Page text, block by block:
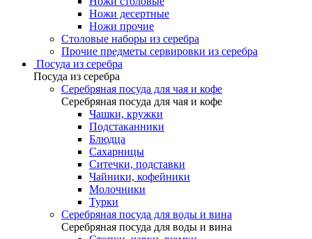
Ножи десертные
Ножи прочие
Столовые наборы из серебра
Прочие предметы сервировки из серебра
Посуда из серебра
Посуда из серебра
Серебряная посуда для чая и кофе
Серебряная посуда для чая и кофе
Чашки, кружки
Подстаканники
Блюдца
Сахарницы
Ситечки, подставки
Чайники, кофейники
Молочники
Турки
Серебряная посуда для воды и вина
Серебряная посуда для воды и вина